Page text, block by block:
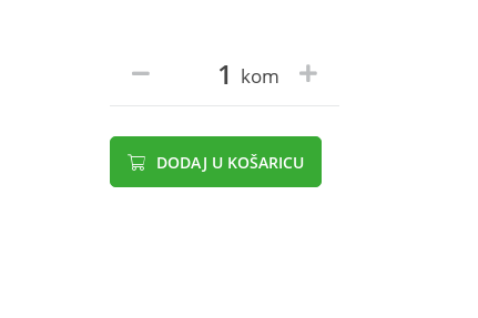
kom
DODAJ U KOŠARICU